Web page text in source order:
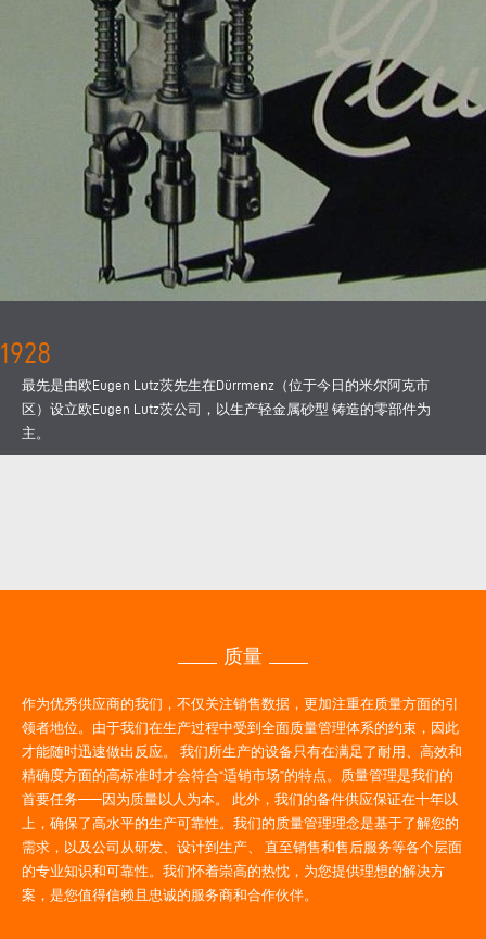
1928
最先是由欧Eugen Lutz茨先生在Dürrmenz（位于今日的米尔阿克市
区）设立欧Eugen Lutz茨公司，以生产轻金属砂型 铸造的零部件为
主。
质量
作为优秀供应商的我们，不仅关注销售数据，更加注重在质量方面的引
领者地位。由于我们在生产过程中受到全面质量管理体系的约束，因此
才能随时迅速做出反应。 我们所生产的设备只有在满足了耐用、高效和
精确度方面的高标准时才会符合“适销市场”的特点。质量管理是我们的
首要任务——因为质量以人为本。 此外，我们的备件供应保证在十年以
上，确保了高水平的生产可靠性。我们的质量管理理念是基于了解您的
需求，以及公司从研发、设计到生产、 直至销售和售后服务等各个层面
的专业知识和可靠性。我们怀着崇高的热忱，为您提供理想的解决方
案，是您值得信赖且忠诚的服务商和合作伙伴。